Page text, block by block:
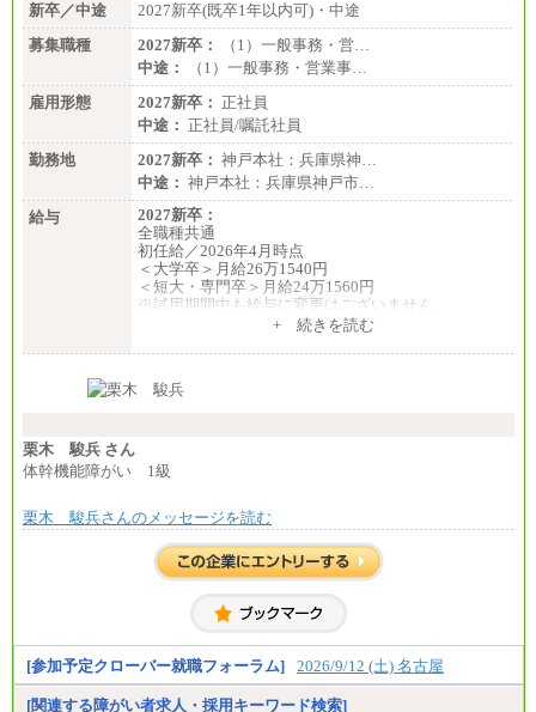
新卒／中途
2027新卒(既卒1年以内可)・中途
募集職種
2027新卒：
（1）一般事務・営…
中途：
（1）一般事務・営業事…
雇用形態
2027新卒： 正社員
中途： 正社員/嘱託社員
勤務地
2027新卒： 神戸本社：兵庫県神…
中途： 神戸本社：兵庫県神戸市…
給与
2027新卒：
全職種共通
初任給／2026年4月時点
＜大学卒＞月給26万1540円
＜短大・専門卒＞月給24万1560円
※試用期間中も給与に変更はございません
月給24万円～
※試用期間中も給与に変更はございません
+ 続きを読む
栗木 駿兵 さん
体幹機能障がい 1級
栗木 駿兵さんのメッセージを読む
[参加予定クローバー就職フォーラム] 2026/9/12 (土) 名古屋
[関連する障がい者求人・採用キーワード検索]